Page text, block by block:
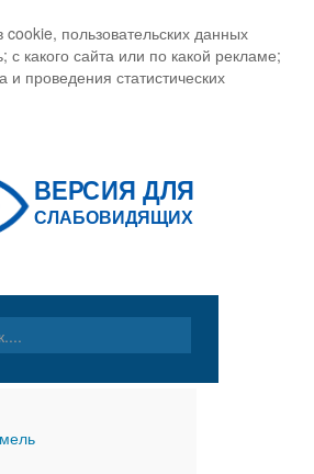
пользовательских данных
какого сайта или по какой рекламе;
проведения статистических